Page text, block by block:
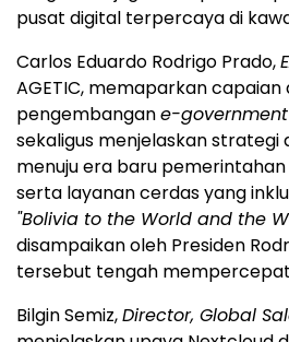
pusat digital terpercaya di
Carlos Eduardo Rodrigo Prado,
AGETIC, memaparkan
pengembangane-government
sekaligus menjelaskan strategi
menuju era baru
serta layanan cerdas yang
"Bolivia to the World and the
disampaikan oleh Presiden
tersebut tengah
Bilgin Semiz,Director, Global